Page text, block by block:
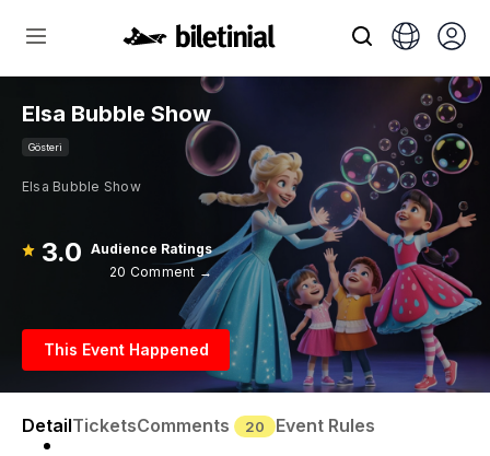
Elsa Bubble Show
Gösteri
Elsa Bubble Show
3.0 Audience Ratings
20 Comment →
This Event Happened
DetailTicketsComments 20 Event Rules